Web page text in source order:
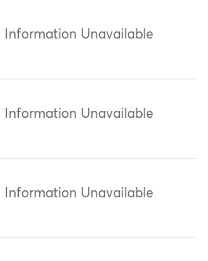
Information Unavailable
Information Unavailable
Information Unavailable